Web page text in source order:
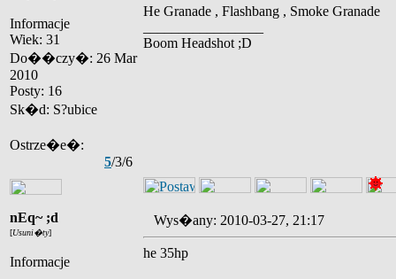
Informacje
Wiek: 31
Do��czy�: 26 Mar
2010
Posty: 16
Sk�d: S?ubice
Ostrze�e�:
5/3/6
He Granade , Flashbang , Smoke Granade
Boom Headshot ;D
nEq~ ;d
[Usuni�ty]
Informacje
Wys�any: 2010-03-27, 21:17
he 35hp